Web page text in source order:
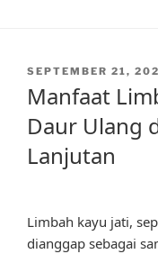
POSTED
SEPTEMBER 21,
Manfaat
Daur Ulang
Lanjutan
Limbah kayu jati,
dianggap sebagai